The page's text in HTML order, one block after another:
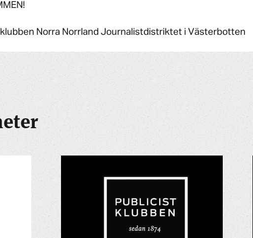
Norra Norrland Journalistdistriktet i Västerbotten